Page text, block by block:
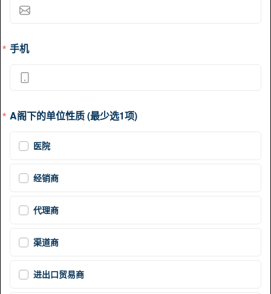
手机
A阁下的单位性质 (最少选1项)
医院
经销商
代理商
渠道商
进出口贸易商